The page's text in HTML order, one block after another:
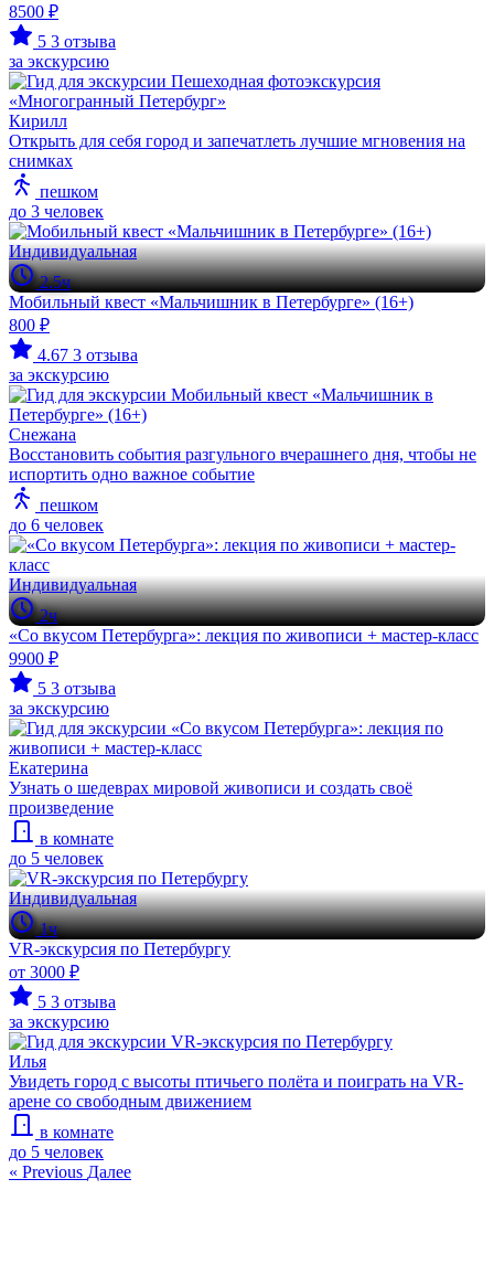
8500 ₽
5 3 отзыва
за экскурсию
Кирилл
Открыть для себя город и запечатлеть лучшие мгновения на
снимках
пешком
до 3 человек
Индивидуальная
2.5ч
Мобильный квест «Мальчишник в Петербурге» (16+)
800 ₽
4.67 3 отзыва
за экскурсию
Снежана
Восстановить события разгульного вчерашнего дня, чтобы не
испортить одно важное событие
пешком
до 6 человек
Индивидуальная
2ч
«Со вкусом Петербурга»: лекция по живописи + мастер-класс
9900 ₽
5 3 отзыва
за экскурсию
Екатерина
Узнать о шедеврах мировой живописи и создать своё
произведение
в комнате
до 5 человек
Индивидуальная
1ч
VR-экскурсия по Петербургу
от 3000 ₽
5 3 отзыва
за экскурсию
Илья
Увидеть город с высоты птичьего полёта и поиграть на VR-
арене со свободным движением
в комнате
до 5 человек
« Previous Далее